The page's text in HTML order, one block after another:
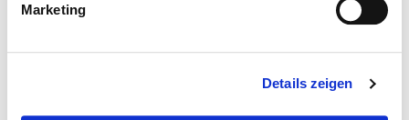
Marketing
Details zeigen